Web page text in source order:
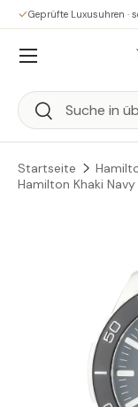
Direkt zum
Geprüfte Luxusuhren ·
Suchen
Suchen
Menü
Startseite
Hamilton Khaki
Zu